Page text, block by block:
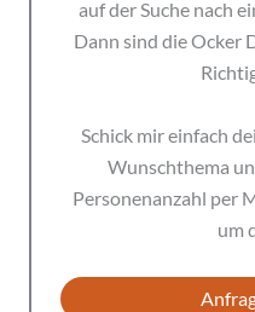
auf der Suche nach
Dann sind die Ocker
Schick mir einfach
Wunschthema
Personenanzahl per
um